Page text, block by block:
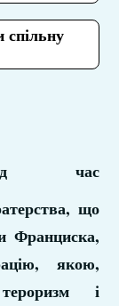
спільну
час
що
Франциска,
якою,
і